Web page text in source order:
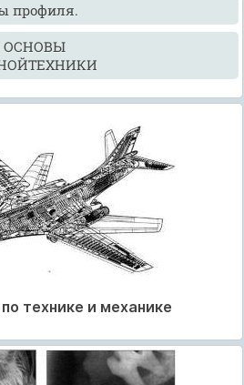
профиля.
ОСНОВЫ
технике и механике